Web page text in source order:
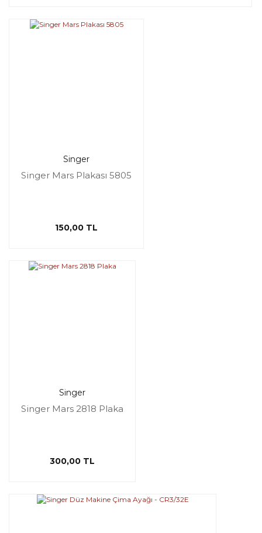
Singer
Singer Mars Plakası 5805
150,00 TL
Singer
Singer Mars 2818 Plaka
300,00 TL